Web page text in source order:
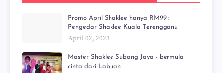
Promo April Shaklee hanya RM99 :
Pengedar Shaklee Kuala Terengganu
April 02, 2023
Master Shaklee Subang Jaya - bermula
cinta dari Labuan